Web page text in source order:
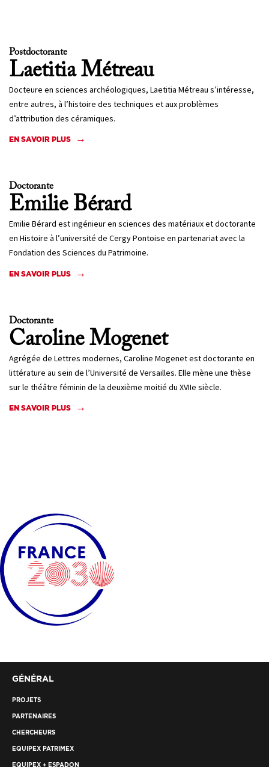
Postdoctorante
LaetitiaMétreau
Docteure en sciences archéologiques, Laetitia Métreau s’intéresse,
entre autres, à l’histoire des techniques et aux problèmes
d’attribution des céramiques.
EN SAVOIR PLUS
Doctorante
EmilieBérard
Emilie Bérard est ingénieur en sciences des matériaux et doctorante
en Histoire à l’université de Cergy Pontoise en partenariat avec la
Fondation des Sciences du Patrimoine.
EN SAVOIR PLUS
Doctorante
CarolineMogenet
Agrégée de Lettres modernes, Caroline Mogenet est doctorante en
littérature au sein de l’Université de Versailles. Elle mène une thèse
sur le théâtre féminin de la deuxième moitié du XVIIe siècle.
EN SAVOIR PLUS
GÉNÉRAL
PROJETS
PARTENAIRES
CHERCHEURS
EQUIPEX PATRIMEX
EQUIPEX + ESPADON